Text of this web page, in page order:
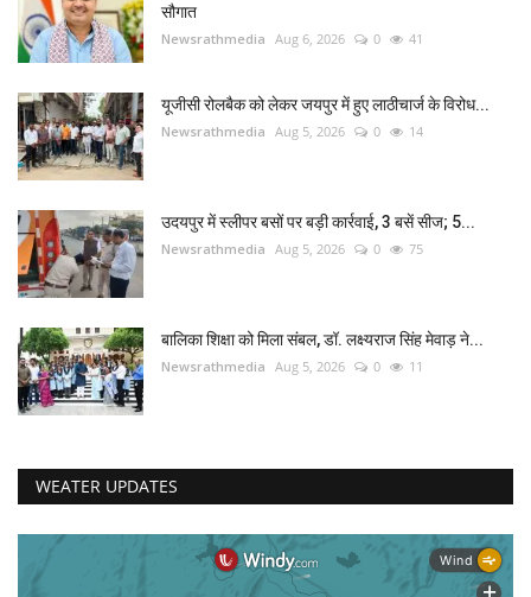
सौगात
Newsrathmedia Aug 6, 2026 0 41
यूजीसी रोलबैक को लेकर जयपुर में हुए लाठीचार्ज के विरोध...
Newsrathmedia Aug 5, 2026 0 14
उदयपुर में स्लीपर बसों पर बड़ी कार्रवाई, 3 बसें सीज; 5...
Newsrathmedia Aug 5, 2026 0 75
बालिका शिक्षा को मिला संबल, डॉ. लक्ष्यराज सिंह मेवाड़ ने...
Newsrathmedia Aug 5, 2026 0 11
WEATER UPDATES